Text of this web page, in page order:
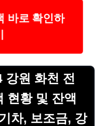
바로 확인하
강원 화천 전
현황 및 잔액
차, 보조금, 강